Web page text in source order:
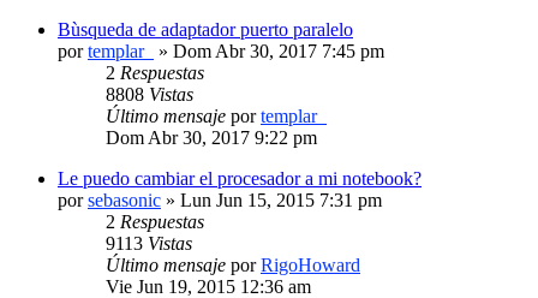
Bùsqueda de adaptador puerto paralelo
portemplar_
» Dom Abr 30, 2017 7:45 pm
2 Respuestas
8808 Vistas
Último mensaje portemplar_
Dom Abr 30, 2017 9:22 pm
Le puedo cambiar el procesador a mi notebook?
porsebasonic » Lun Jun 15, 2015 7:31 pm
2 Respuestas
9113 Vistas
Último mensaje porRigoHoward
Vie Jun 19, 2015 12:36 am